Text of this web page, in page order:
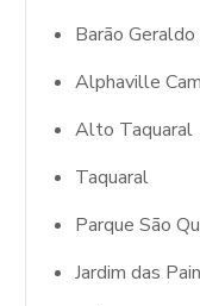
Barão
Alphaville
Alto Taquaral
Taquaral
Parque São
Jardim das